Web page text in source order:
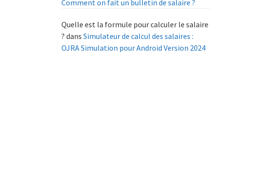
Comment on fait un bulletin de salaire ?
Quelle est la formule pour calculer le salaire
? dansSimulateur de calcul des salaires :
OJRA Simulation pour Android Version 2024